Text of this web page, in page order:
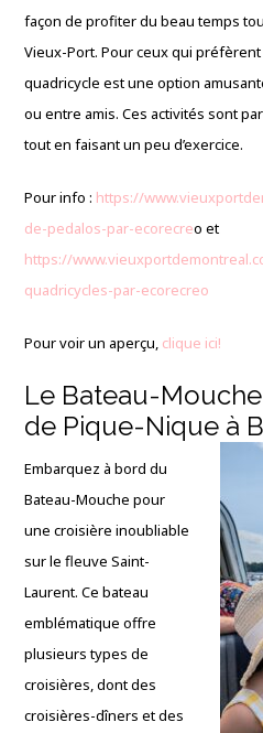
façon de profiter du beau temps
Vieux-Port. Pour ceux qui
quadricycle est une option
ou entre amis. Ces activités sont
tout en faisant un peu d’exercice.
Pour info : https://
de-pedalos-par-ecorecreo et
https://
quadricycles-par-ecorecreo
Pour voir un aperçu, clique ici!
Le Bateau-
de Pique-Nique à
Embarquez à bord du
Bateau-Mouche pour
une croisière inoubliable
sur le fleuve Saint-
Laurent. Ce bateau
emblématique offre
plusieurs types de
croisières, dont des
croisières-dîners et des